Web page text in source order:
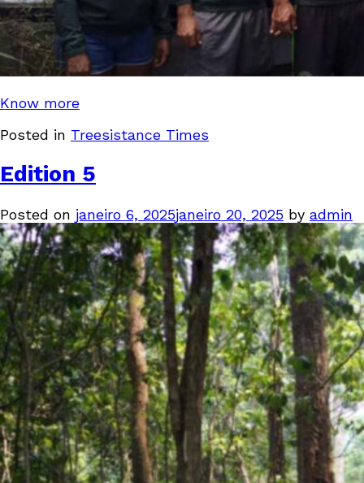
Know more
Posted in Treesistance Times
Edition 5
Posted on janeiro 6, 2025janeiro 20, 2025 by admin